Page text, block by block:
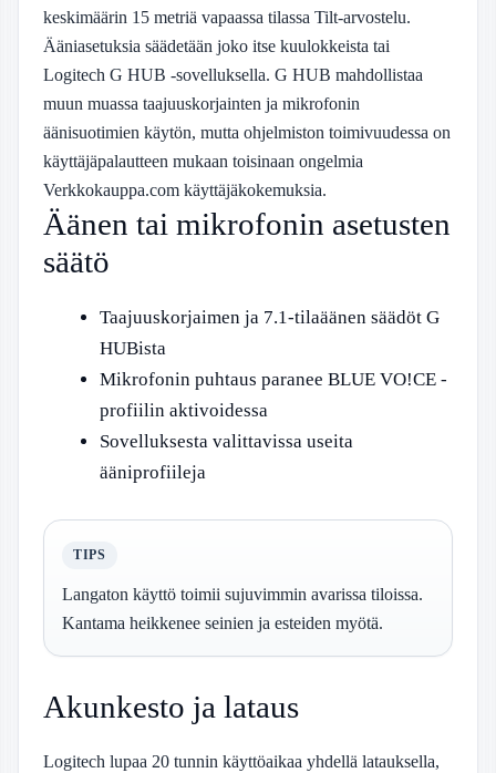
keskimäärin 15 metriä vapaassa tilassa Tilt-arvostelu.
Ääniasetuksia säädetään joko itse kuulokkeista tai
Logitech G HUB -sovelluksella. G HUB mahdollistaa
muun muassa taajuuskorjainten ja mikrofonin
äänisuotimien käytön, mutta ohjelmiston toimivuudessa on
käyttäjäpalautteen mukaan toisinaan ongelmia
Verkkokauppa.com käyttäjäkokemuksia.
Äänen tai mikrofonin asetusten
säätö
Taajuuskorjaimen ja 7.1-tilaäänen säädöt G
HUBista
Mikrofonin puhtaus paranee BLUE VO!CE -
profiilin aktivoidessa
Sovelluksesta valittavissa useita
ääniprofiileja
TIPS
Langaton käyttö toimii sujuvimmin avarissa tiloissa.
Kantama heikkenee seinien ja esteiden myötä.
Akunkesto ja lataus
Logitech lupaa 20 tunnin käyttöaikaa yhdellä latauksella,